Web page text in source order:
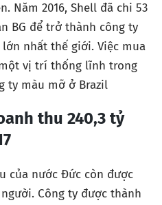
Năm 2016, Shell đã chi 53
BG để trở thành công ty
nhất thế giới. Việc mua
vị trí thống lĩnh trong
ty màu mỡ ở Brazil
thu 240,3 tỷ
của nước Đức còn được
Công ty được thành